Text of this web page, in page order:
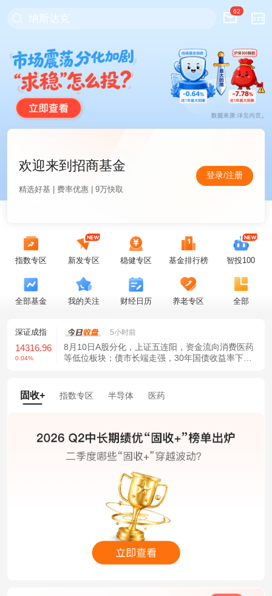
纳斯达克
62
欢迎来到招商基金
精选好基 | 费率优惠 | 9万快取
登录/注册
指数专区 新发专区 稳健专区 基金排行榜 智投100
全部基金 我的关注 财经日历 养老专区 全部
深证成指
14316.96
0.04%
创业板指
3537.21
-0.73%
5小时前
8月10日A股分化，上证五连阳，资金流向消费医药
等低位板块；债市长端走强，30年国债收益率下
力展望乐观。
固收+ 指数专区 半导体 医药